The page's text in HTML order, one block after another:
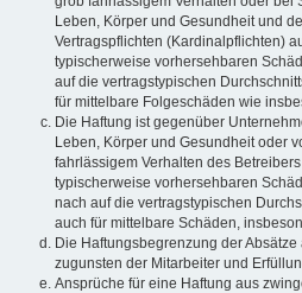
Leben, Körper und Gesundheit und
Vertragspflichten (Kardinalpflichten)
typischerweise vorhersehbaren
auf die vertragstypischen
für mittelbare Folgeschäden wie
Die Haftung ist gegenüber
Leben, Körper und Gesundheit oder
fahrlässigem Verhalten des
typischerweise vorhersehbaren
nach auf die vertragstypischen
auch für mittelbare Schäden,
Die Haftungsbegrenzung der
zugunsten der Mitarbeiter und
Ansprüche für eine Haftung aus